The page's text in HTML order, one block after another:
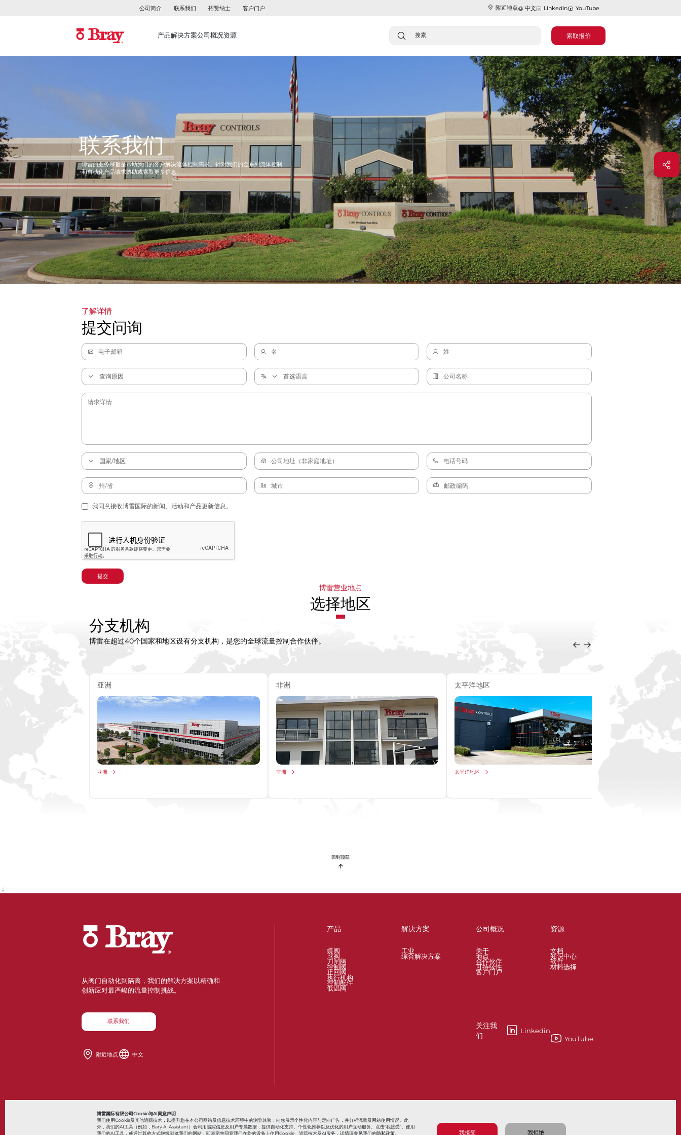
博雷国际有限公司Cookie与AI同意声明
我们使用Cookie及其他追踪技术，以提升您在本公司网站及信息技术环境中的浏览体验，向您展示个性化内容与定向广告，并分析流量及网站使用情况。此
外，我们的AI工具（例如，Bary AI Assistant）会利用追踪信息及用户专属数据，提供自动化支持、个性化推荐以及优化的用户互动服务。点击“我接受”、使用
我们的AI工具，或通过其他方式继续浏览我们的网站，即表示您同意我们在您的设备上使用Cookie、追踪技术及AI服务，详情请参见我们的隐私政策 我接受 我拒绝
公司简介 联系我们 招贤纳士 客户门户 附近地点 中文 LinkedIn YouTube
产品解决方案公司概况资源 索取报价
联系我们
博雷的业务宗旨是帮助我们的客户解决流体控制需求。针对我们的全系列流体控制
和自动化产品请求协助或索取更多信息。
了解详情
提交问询
我同意接收博雷国际的新闻、活动和产品更新信息。
提交
博雷营业地点
选择地区
分支机构
博雷在超过40个国家和地区设有分支机构，是您的全球流量控制合作伙伴。
亚洲
亚洲
非洲
非洲
太平洋地区
太平洋地区
回到顶部
；
从阀门自动化到隔离，我们的解决方案以精确和
创新应对最严峻的流量控制挑战。
联系我们
附近地点 中文
产品
蝶阀
球阀
刀闸阀
控制阀
止回阀
执行机构
控制配件
低温阀
解决方案
工业
综合解决方案
公司概况
关于
地点
合作伙伴
可持续性
客户门户
关注我
们
Linkedin
资源
文档
知识中心
软件
材料选择
YouTube